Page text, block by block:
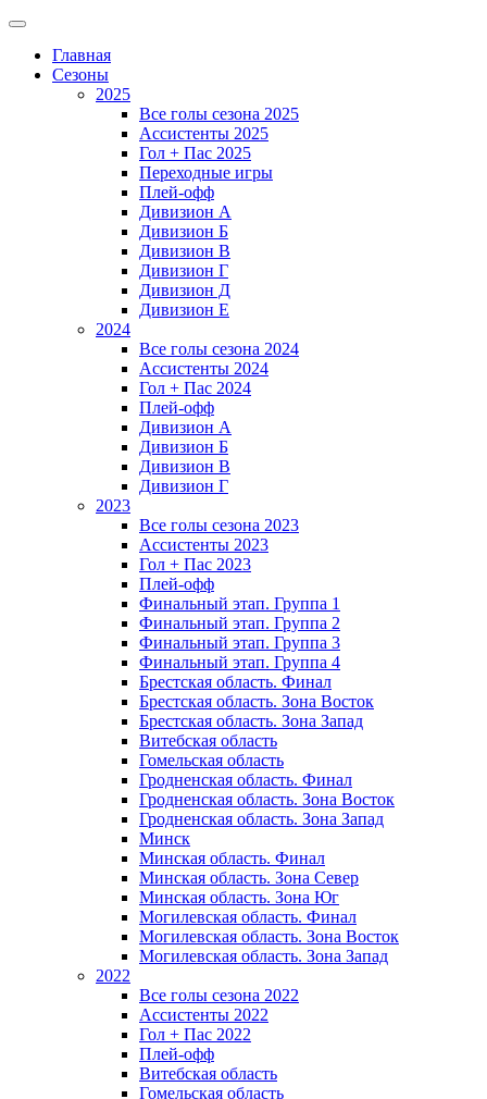
Главная
Сезоны
2025
Все голы сезона 2025
Ассистенты 2025
Гол + Пас 2025
Переходные игры
Плей-офф
Дивизион A
Дивизион Б
Дивизион В
Дивизион Г
Дивизион Д
Дивизион Е
2024
Все голы сезона 2024
Ассистенты 2024
Гол + Пас 2024
Плей-офф
Дивизион A
Дивизион Б
Дивизион В
Дивизион Г
2023
Все голы сезона 2023
Ассистенты 2023
Гол + Пас 2023
Плей-офф
Финальный этап. Группа 1
Финальный этап. Группа 2
Финальный этап. Группа 3
Финальный этап. Группа 4
Брестская область. Финал
Брестская область. Зона Восток
Брестская область. Зона Запад
Витебская область
Гомельская область
Гродненская область. Финал
Гродненская область. Зона Восток
Гродненская область. Зона Запад
Минск
Минская область. Финал
Минская область. Зона Север
Минская область. Зона Юг
Могилевская область. Финал
Могилевская область. Зона Восток
Могилевская область. Зона Запад
2022
Все голы сезона 2022
Ассистенты 2022
Гол + Пас 2022
Плей-офф
Витебская область
Гомельская область